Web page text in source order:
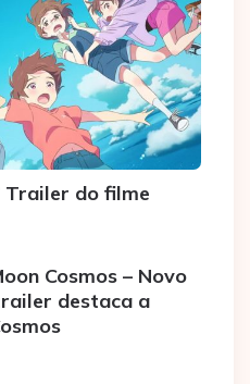
Trailer do filme
Cosmos – Novo
destaca a